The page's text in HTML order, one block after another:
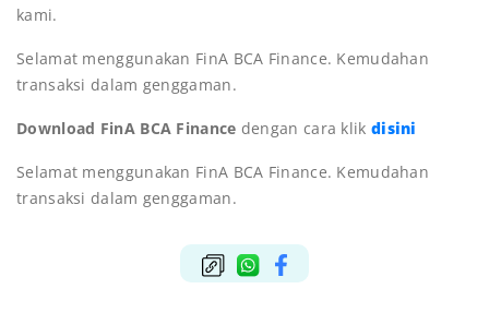
kami.
Selamat menggunakan FinA BCA Finance. Kemudahan
transaksi dalam genggaman.
Download FinA BCA Finance dengan cara klik disini
Selamat menggunakan FinA BCA Finance. Kemudahan
transaksi dalam genggaman.